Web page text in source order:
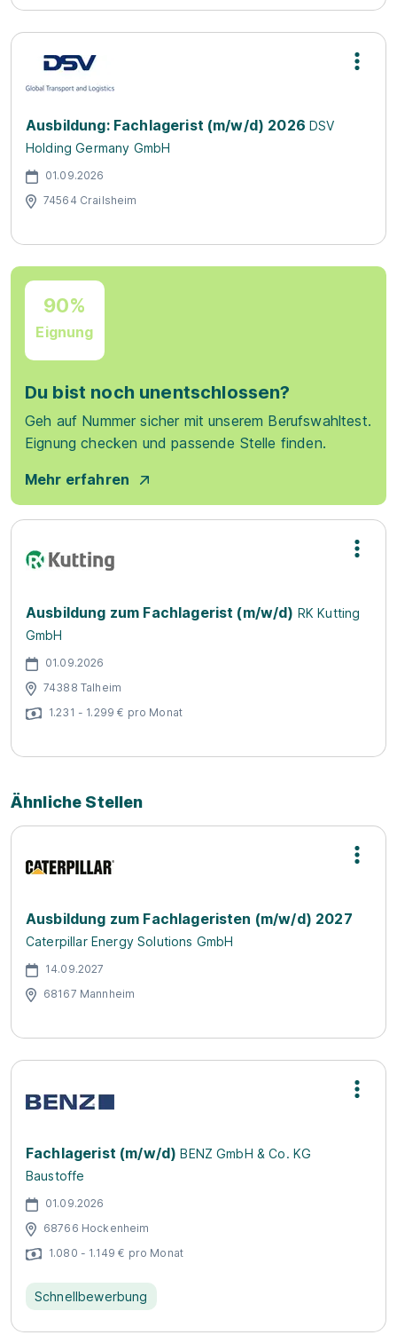
Ausbildung: Fachlagerist (m/w/d) 2026 DSV
Holding Germany GmbH
01.09.2026
74564 Crailsheim
90%
Eignung
Du bist noch unentschlossen?
Geh auf Nummer sicher mit unserem Berufswahltest.
Eignung checken und passende Stelle finden.
Mehr erfahren
Ausbildung zum Fachlagerist (m/w/d) RK Kutting
GmbH
01.09.2026
74388 Talheim
1.231 - 1.299 € pro Monat
Ähnliche Stellen
Ausbildung zum Fachlageristen (m/w/d) 2027
Caterpillar Energy Solutions GmbH
14.09.2027
68167 Mannheim
Fachlagerist (m/w/d) BENZ GmbH & Co. KG
Baustoffe
01.09.2026
68766 Hockenheim
1.080 - 1.149 € pro Monat
Schnellbewerbung